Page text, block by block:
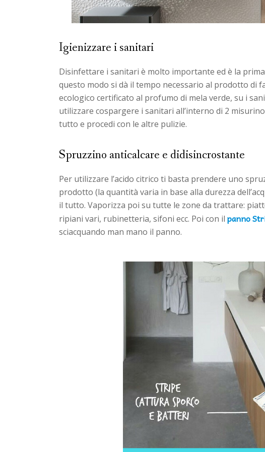
Igienizzare i sanitari
Disinfettare i sanitari è molto importante ed è la
questo modo si dà il tempo necessario al prodotto di
ecologico certificato al profumo di mela verde, su i
utilizzare cospargere i sanitari all’interno di 2
tutto e procedi con le altre pulizie.
Spruzzino anticalcare e didisincrostante
Per utilizzare l’acido citrico ti basta prendere uno
prodotto (la quantità varia in base alla durezza
il tutto. Vaporizza poi su tutte le zone da trattare:
ripiani vari, rubinetteria, sifoni ecc. Poi con il panno
sciacquando man mano il panno.